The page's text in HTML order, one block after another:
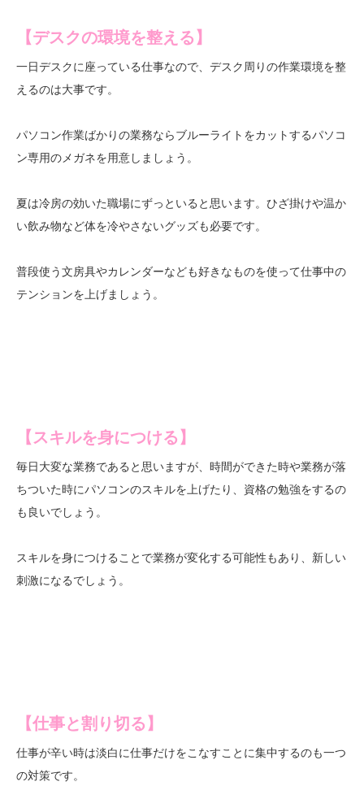
【デスクの環境を整える】
一日デスクに座っている仕事なので、デスク周りの作業環境を整
えるのは大事です。
パソコン作業ばかりの業務ならブルーライトをカットするパソコ
ン専用のメガネを用意しましょう。
夏は冷房の効いた職場にずっといると思います。ひざ掛けや温か
い飲み物など体を冷やさないグッズも必要です。
普段使う文房具やカレンダーなども好きなものを使って仕事中の
テンションを上げましょう。
【スキルを身につける】
毎日大変な業務であると思いますが、時間ができた時や業務が落
ちついた時にパソコンのスキルを上げたり、資格の勉強をするの
も良いでしょう。
スキルを身につけることで業務が変化する可能性もあり、新しい
刺激になるでしょう。
【仕事と割り切る】
仕事が辛い時は淡白に仕事だけをこなすことに集中するのも一つ
の対策です。